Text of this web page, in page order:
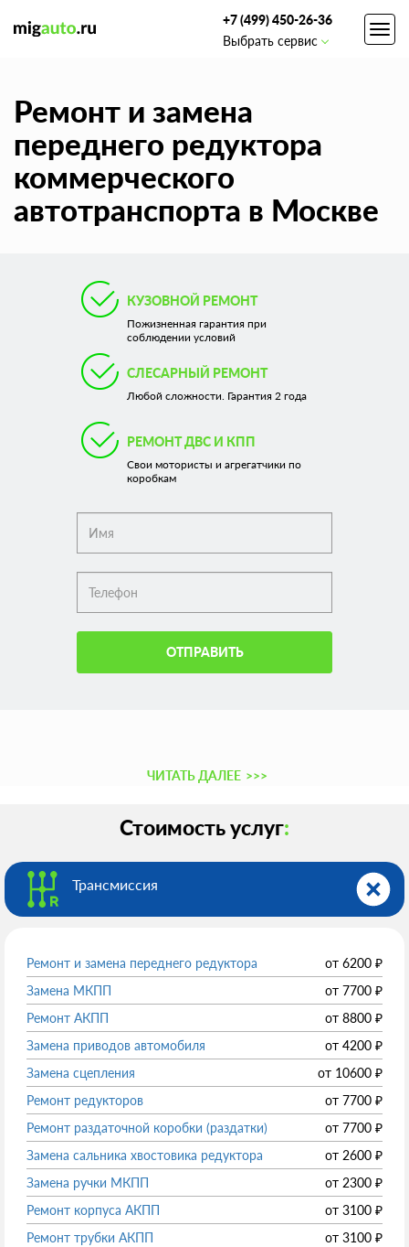
+7 (499) 450-26-36
Выбрать сервис
Ремонт и замена
переднего редуктора
коммерческого
автотранспорта в Москве
КУЗОВНОЙ РЕМОНТ
Пожизненная гарантия при
соблюдении условий
СЛЕСАРНЫЙ РЕМОНТ
Любой сложности. Гарантия 2 года
РЕМОНТ ДВС И КПП
Свои мотористы и агрегатчики по
коробкам
ОТПРАВИТЬ
ЧИТАТЬ ДАЛЕЕ >>>
Стоимость услуг:
Трансмиссия
Ремонт и замена переднего редуктора от 6200 ₽
Замена МКПП
от 7700 ₽
Ремонт АКПП
от 8800 ₽
Замена приводов автомобиля
от 4200 ₽
Замена сцепления
от 10600 ₽
Ремонт редукторов
от 7700 ₽
Ремонт раздаточной коробки (раздатки)
от 7700 ₽
Замена сальника хвостовика редуктора
от 2600 ₽
Замена ручки МКПП
от 2300 ₽
Ремонт корпуса АКПП
от 3100 ₽
Ремонт трубки АКПП
от 3100 ₽